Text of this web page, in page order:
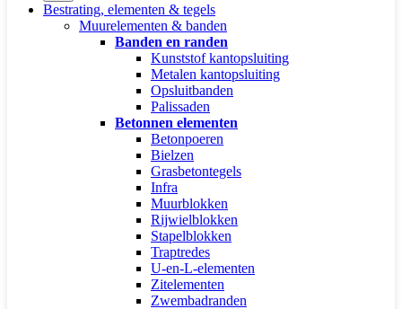
Bestrating, elementen & tegels
Muurelementen & banden
Banden en randen
Kunststof kantopsluiting
Metalen kantopsluiting
Opsluitbanden
Palissaden
Betonnen elementen
Betonpoeren
Bielzen
Grasbetontegels
Infra
Muurblokken
Rijwielblokken
Stapelblokken
Traptredes
U-en-L-elementen
Zitelementen
Zwembadranden